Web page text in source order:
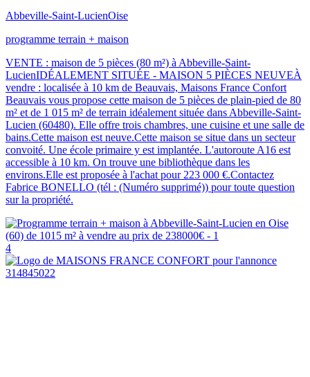
Abbeville-Saint-LucienOise
programme terrain + maison
VENTE : maison de 5 pièces (80 m²) à Abbeville-Saint-
LucienIDÉALEMENT SITUÉE - MAISON 5 PIÈCES NEUVEÀ
vendre : localisée à 10 km de Beauvais, Maisons France Confort
Beauvais vous propose cette maison de 5 pièces de plain-pied de 80
m² et de 1 015 m² de terrain idéalement située dans Abbeville-Saint-
Lucien (60480). Elle offre trois chambres, une cuisine et une salle de
bains.Cette maison est neuve.Cette maison se situe dans un secteur
convoité. Une école primaire y est implantée. L'autoroute A16 est
accessible à 10 km. On trouve une bibliothèque dans les
environs.Elle est proposée à l'achat pour 223 000 €.Contactez
Fabrice BONELLO (tél : (Numéro supprimé)) pour toute question
sur la propriété.
4